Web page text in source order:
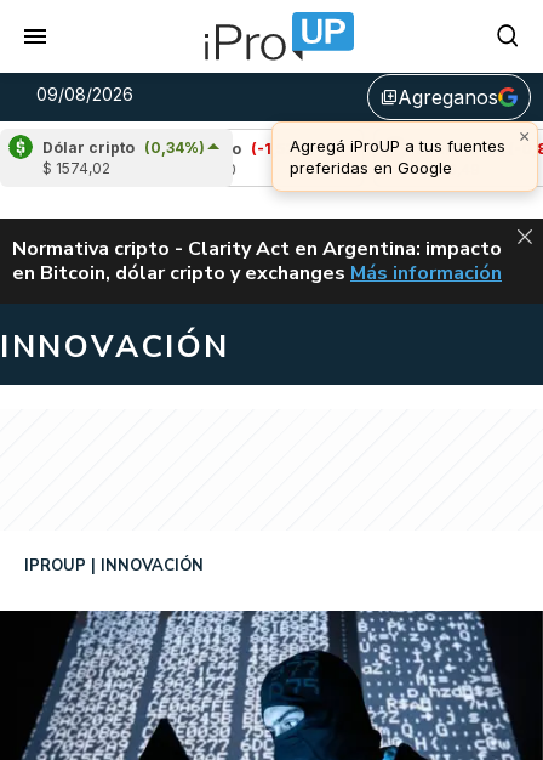
09/08/2026 library_addAgreganos
×
Agregá iProUP a tus fuentes
preferidas en Google
Dólar cripto (0,34%)
$ 1574,02
Cardano (-1,52%)
Avalanche (-0,83%)
u$s 6,49
ALERTA
Normativa cripto - Clarity Act en Argentina: impacto
en Bitcoin, dólar cripto y exchanges CLARITY ACT EN
Más información
INNOVACIÓN
IPROUP INNOVACIÓN